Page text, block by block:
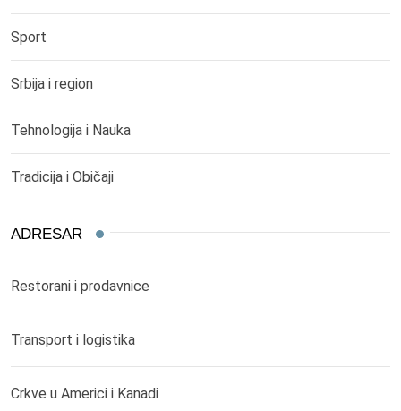
Sport
Srbija i region
Tehnologija i Nauka
Tradicija i Običaji
ADRESAR
Restorani i prodavnice
Transport i logistika
Crkve u Americi i Kanadi